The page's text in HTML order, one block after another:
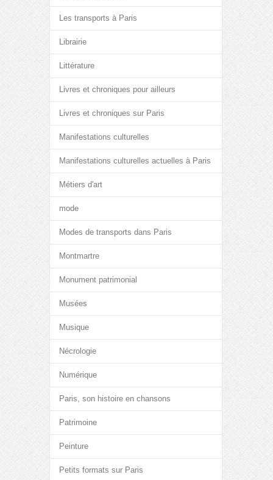
Les transports à Paris
Librairie
Littérature
Livres et chroniques pour ailleurs
Livres et chroniques sur Paris
Manifestations culturelles
Manifestations culturelles actuelles à Paris
Métiers d'art
mode
Modes de transports dans Paris
Montmartre
Monument patrimonial
Musées
Musique
Nécrologie
Numérique
Paris, son histoire en chansons
Patrimoine
Peinture
Petits formats sur Paris